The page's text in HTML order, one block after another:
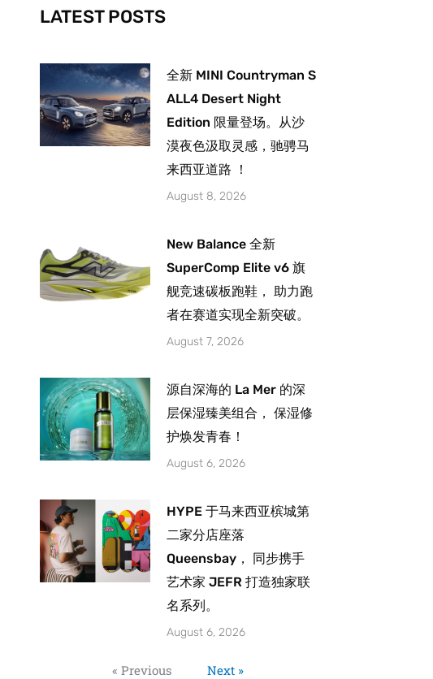
-
f
m
LATEST POSTS
全新 MINI Countryman S
ALL4 Desert Night
Edition 限量登场。从沙
漠夜色汲取灵感，驰骋马
来西亚道路 ！
August 8, 2026
New Balance 全新
SuperComp Elite v6 旗
舰竞速碳板跑鞋， 助力跑
者在赛道实现全新突破。
August 7, 2026
源自深海的 La Mer 的深
层保湿臻美组合， 保湿修
护焕发青春！
August 6, 2026
HYPE 于马来西亚槟城第
二家分店座落
Queensbay， 同步携手
艺术家 JEFR 打造独家联
名系列。
August 6, 2026
« Previous Next »